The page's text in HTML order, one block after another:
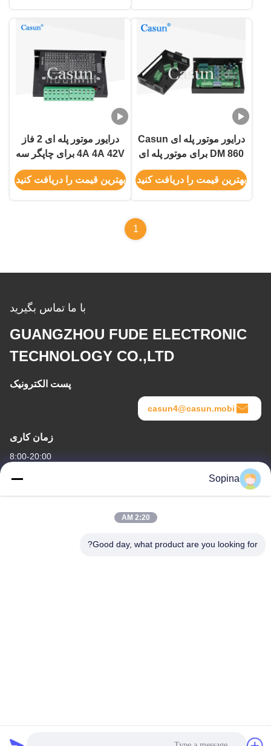
درایور موتور پله ای Casun
DM 860 برای موتور پله ای
Nema 23 34، نویز کم،
لرزش کم، دمای پایین
بهترین قیمت را دریافت کنید
درایور موتور پله ای 2 فاز
4A 4A 42V برای چاپگر سه
بعدی
بهترین قیمت را دریافت کنید
1
با ما تماس بگیرید
GUANGZHOU FUDE ELECTRONIC
TECHNOLOGY CO.,LTD
پست الکترونیک
casun4@casun.mobi
زمان کاری
8:00-20:00
آدرس ما Sopina
2:20 AM
Good day, what product are you looking for?